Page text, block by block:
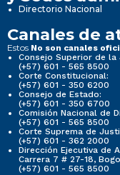
Directorio Nacional
Canales de
Estos No son canales
Consejo Superior de la
(+57) 601 - 565 8500
Corte Constitucional:
(+57) 601 - 350 6200
Consejo de Estado:
(+57) 601 - 350 6700
Comisión Nacional de
(+57) 601 - 565 8500
Corte Suprema de
(+57) 601 - 362 2000
Dirección Ejecutiva de
Carrera 7 # 27-18,
(+57) 601 - 565 8500